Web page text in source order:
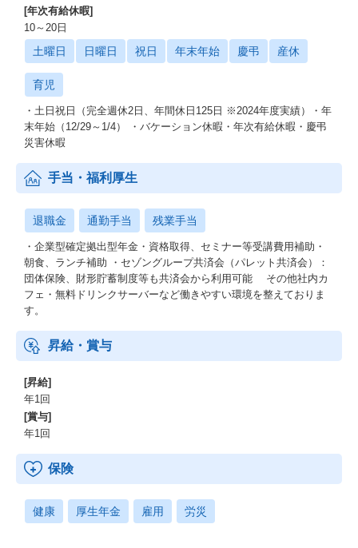
[年次有給休暇]
10～20日
土曜日 日曜日 祝日 年末年始 慶弔 産休
育児
・土日祝日（完全週休2日、年間休日125日 ※2024年度実績）・年
末年始（12/29～1/4） ・バケーション休暇・年次有給休暇・慶弔
災害休暇
手当・福利厚生
退職金 通勤手当 残業手当
・企業型確定拠出型年金・資格取得、セミナー等受講費用補助・
朝食、ランチ補助 ・セゾングループ共済会（パレット共済会）：
団体保険、財形貯蓄制度等も共済会から利用可能 その他社内カ
フェ・無料ドリンクサーバーなど働きやすい環境を整えておりま
す。
昇給・賞与
[昇給]
年1回
[賞与]
年1回
保険
健康 厚生年金 雇用 労災